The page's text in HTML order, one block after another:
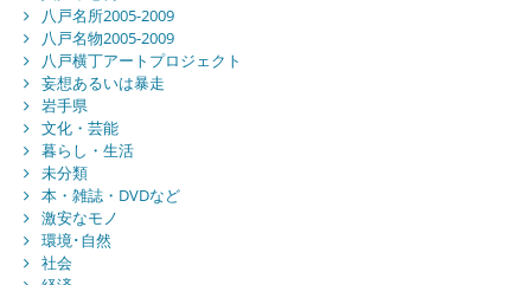
八戸名所2005-2009
八戸名物2005-2009
八戸横丁アートプロジェクト
妄想あるいは暴走
岩手県
文化・芸能
暮らし・生活
未分類
本・雑誌・DVDなど
激安なモノ
環境･自然
社会